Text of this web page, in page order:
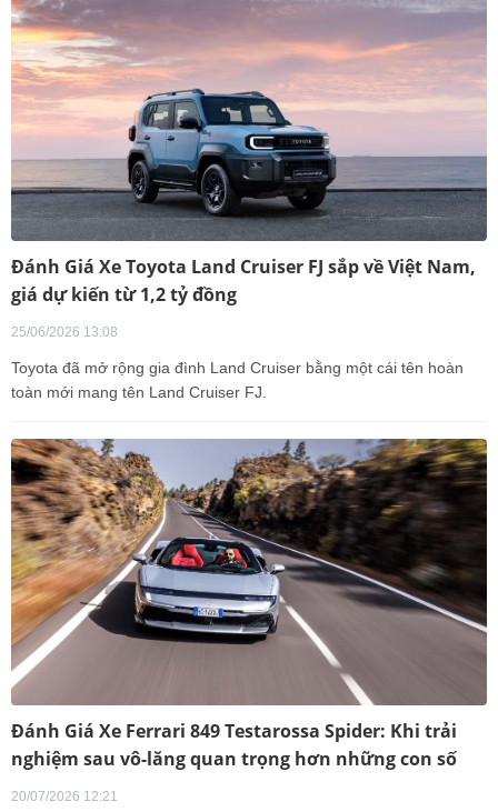
Đánh Giá Xe Toyota Land Cruiser FJ sắp về Việt Nam,
giá dự kiến từ 1,2 tỷ đồng
25/06/2026 13:08
Toyota đã mở rộng gia đình Land Cruiser bằng một cái tên hoàn
toàn mới mang tên Land Cruiser FJ.
Đánh Giá Xe Ferrari 849 Testarossa Spider: Khi trải
nghiệm sau vô-lăng quan trọng hơn những con số
20/07/2026 12:21